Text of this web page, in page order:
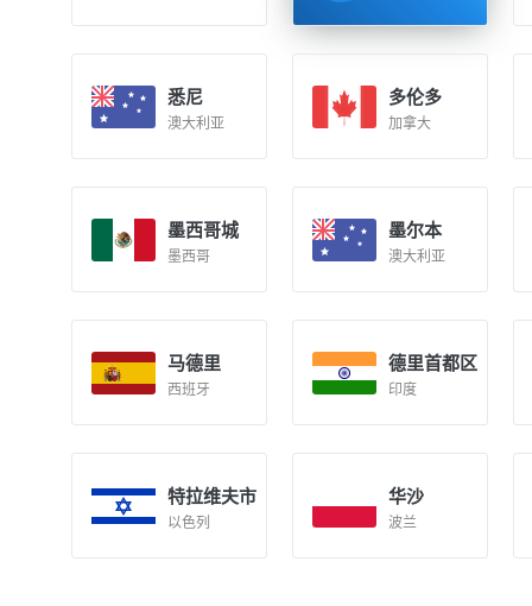
悉尼
澳大利亚
多伦多
加拿大
墨西哥城
墨西哥
墨尔本
澳大利亚
马德里
西班牙
德里首都区
印度
特拉维夫市
以色列
华沙
波兰